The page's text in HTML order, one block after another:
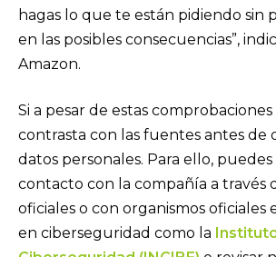
hagas lo que te están pidiendo sin
en las posibles consecuencias”,
Amazon.
Si a pesar de estas
contrasta con las fuentes antes de
datos personales. Para ello,
contacto con la compañía a través
oficiales o con organismos oficiales
en ciberseguridad como la